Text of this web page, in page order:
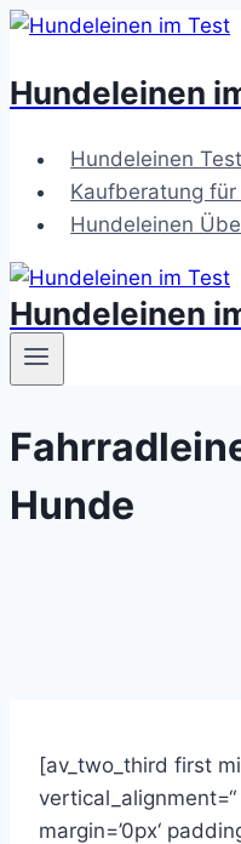
Zum
springen
Hundeleinen
Hundeleinen Test
Kaufberatung
Hundeleinen
Hundeleinen
Hunde
[av_two_third first
margin=’0px‘